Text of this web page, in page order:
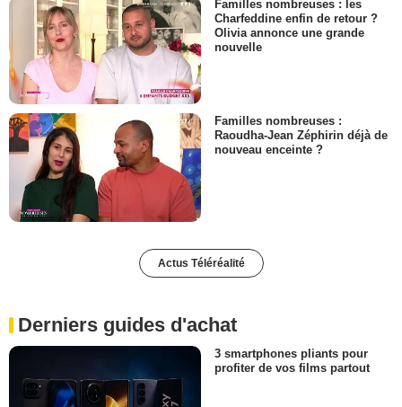
Familles nombreuses : les
Charfeddine enfin de retour ?
Olivia annonce une grande
nouvelle
Familles nombreuses :
Raoudha-Jean Zéphirin déjà de
nouveau enceinte ?
Actus Téléréalité
Derniers guides d'achat
3 smartphones pliants pour
profiter de vos films partout